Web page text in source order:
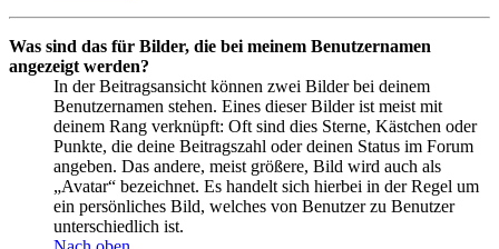
Was sind das für Bilder, die bei meinem Benutzernamen
angezeigt werden?
In der Beitragsansicht können zwei Bilder bei deinem
Benutzernamen stehen. Eines dieser Bilder ist meist mit
deinem Rang verknüpft: Oft sind dies Sterne, Kästchen oder
Punkte, die deine Beitragszahl oder deinen Status im Forum
angeben. Das andere, meist größere, Bild wird auch als
„Avatar“ bezeichnet. Es handelt sich hierbei in der Regel um
ein persönliches Bild, welches von Benutzer zu Benutzer
unterschiedlich ist.